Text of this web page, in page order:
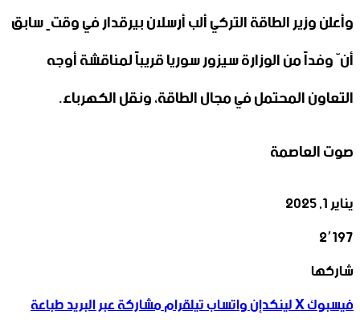
وأعلن وزير الطاقة التركي ألب أرسلان بيرقدار في وقتٍ سابق
أنّ وفداً من الوزارة سيزور سوريا قريباً لمناقشة أوجه
التعاون المحتمل في مجال الطاقة، ونقل الكهرباء.
صوت العاصمة
يناير 1, 2025
2٬197
فيسبوك
‫X
لينكدإن
واتساب
تيلقرام
شاركها
فيسبوك‫Xلينكدإنواتسابتيلقراممشاركة عبر البريدطباعة